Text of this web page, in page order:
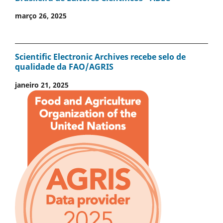
março 26, 2025
Scientific Electronic Archives recebe selo de
qualidade da FAO/AGRIS
janeiro 21, 2025